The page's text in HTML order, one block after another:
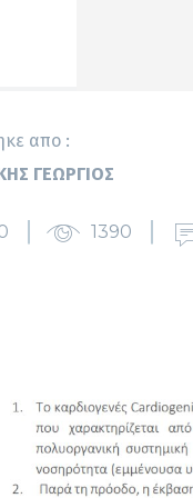
απο :
ΓΕΏΡΓΙΟΣ
1390